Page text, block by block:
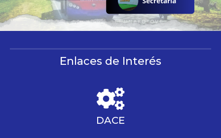
Enlaces de Interés
DACE